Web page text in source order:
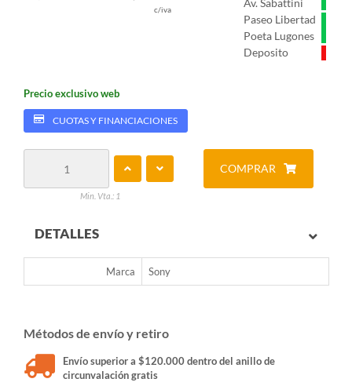
Av. Sabattini
Paseo Libertad
Poeta Lugones
Deposito
c/iva
Precio exclusivo web
CUOTAS Y FINANCIACIONES
Min. Vta.: 1
COMPRAR
DETALLES
Marca Sony
Métodos de envío y retiro
Envío superior a $120.000 dentro del anillo de
circunvalación gratis